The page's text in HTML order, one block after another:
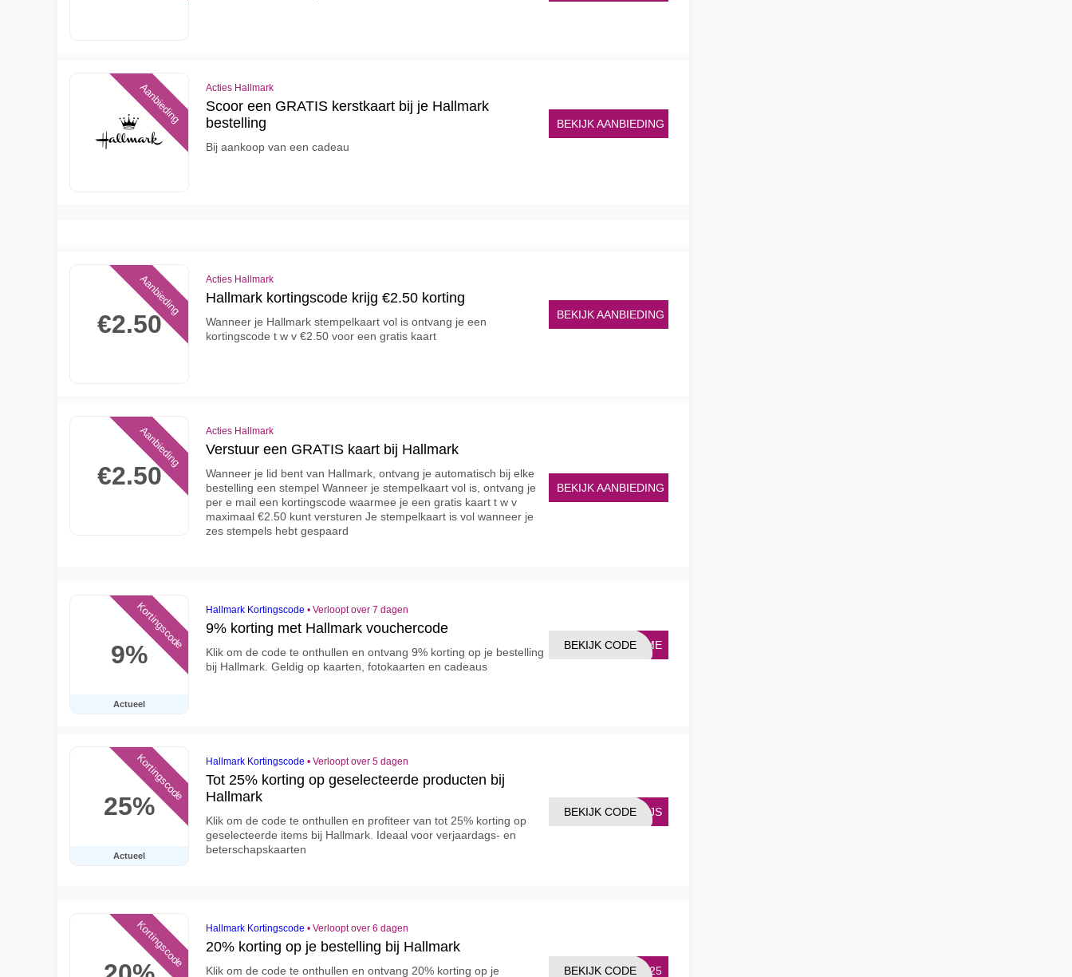
Aanbieding Acties Hallmark
Scoor een GRATIS kerstkaart bij je Hallmark
bestelling
Bij aankoop van een cadeau
BEKIJK AANBIEDING
€2.50
Aanbieding Acties Hallmark
Hallmark kortingscode krijg €2.50 korting
Wanneer je Hallmark stempelkaart vol is ontvang je een
kortingscode t w v €2.50 voor een gratis kaart
BEKIJK AANBIEDING
€2.50
Aanbieding Acties Hallmark
Verstuur een GRATIS kaart bij Hallmark
Wanneer je lid bent van Hallmark, ontvang je automatisch bij elke
bestelling een stempel Wanneer je stempelkaart vol is, ontvang je
per e mail een kortingscode waarmee je een gratis kaart t w v
maximaal €2.50 kunt versturen Je stempelkaart is vol wanneer je
zes stempels hebt gespaard
BEKIJK AANBIEDING
9%
Actueel
Kortingscode Hallmark Kortingscode • Verloopt over 7 dagen
9% korting met Hallmark vouchercode
Klik om de code te onthullen en ontvang 9% korting op je bestelling
bij Hallmark. Geldig op kaarten, fotokaarten en cadeaus
ORME
BEKIJK CODE
25%
Actueel
Kortingscode Hallmark Kortingscode • Verloopt over 5 dagen
Tot 25% korting op geselecteerde producten bij
Hallmark
Klik om de code te onthullen en profiteer van tot 25% korting op
geselecteerde items bij Hallmark. Ideaal voor verjaardags- en
beterschapskaarten
RIJS
BEKIJK CODE
Kortingscode Hallmark Kortingscode • Verloopt over 6 dagen
20% korting op je bestelling bij Hallmark
Klik om de code te onthullen en ontvang 20% korting op je
2025
BEKIJK CODE